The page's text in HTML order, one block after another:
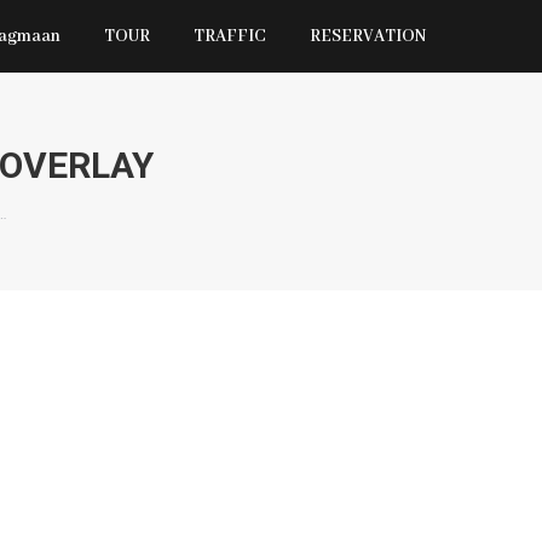
TOUR TRAFFIC RESERVATION